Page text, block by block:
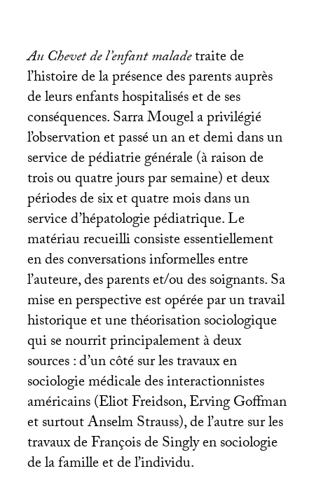
Au Chevet de l’enfant maladetraite de
l’histoire de la présence des parents auprès
de leurs enfants hospitalisés et de ses
conséquences. Sarra Mougel a privilégié
l’observation et passé un an et demi dans un
service de pédiatrie générale (à raison de
trois ou quatre jours par semaine) et deux
périodes de six et quatre mois dans un
service d’hépatologie pédiatrique. Le
matériau recueilli consiste essentiellement
en des conversations informelles entre
l’auteure, des parents et/ou des soignants. Sa
mise en perspective est opérée par un travail
historique et une théorisation sociologique
qui se nourrit principalement à deux
sources : d’un côté sur les travaux en
sociologie médicale des interactionnistes
américains (Eliot Freidson, Erving Goffman
et surtout Anselm Strauss), de l’autre sur les
travaux de François de Singly en sociologie
de la famille et de l’individu.